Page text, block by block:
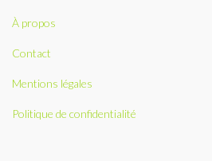
À propos
Contact
Mentions légales
Politique de confidentialité